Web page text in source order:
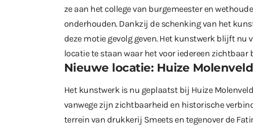
ze aan het college van burgemeester en
onderhouden. Dankzij de schenking van het
deze motie gevolg geven. Het kunstwerk blijft nu
locatie te staan waar het voor iedereen zichtbaar
Nieuwe locatie: Huize Molenveld
Het kunstwerk is nu geplaatst bij Huize
vanwege zijn zichtbaarheid en historische
terrein van drukkerij Smeets en tegenover de